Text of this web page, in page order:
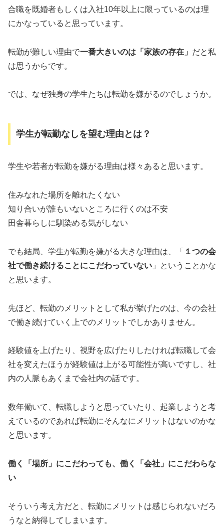
合職を既婚者もしくは入社10年以上に限っているのは理
にかなっていると思っています。
転勤が難しい理由で一番大きいのは「家族の存在」 だと私
は思うからです。
では、なぜ独身の学生たちは転勤を嫌がるのでしょうか。
学生が転勤なしを望む理由とは？
学生や若者が転勤を嫌がる理由は様々あると思います。
住みなれた場所を離れたくない
知り合いが誰もいないところに行くのは不安
田舎暮らしに馴染める気がしない
でも結局、学生が転勤を嫌がる大きな理由は、「 １つの会
社で働き続けることにこだわっていない 」ということかな
と思います。
先ほど、転勤のメリットとして私が挙げたのは、今の会社
で働き続けていく上でのメリットでしかありません。
経験値を上げたり、視野を広げたりしたければ転職して会
社を変えたほうが経験値は上がる可能性が高いですし、社
内の人脈もあくまで会社内の話です。
数年働いて、転職しようと思っていたり、起業しようと考
えているのであれば転勤にそんなにメリットはないのかな
と思います。
働く「場所」にこだわっても、働く「会社」にこだわらな
い
そういう考え方だと、転勤にメリットは感じられないだろ
うなと納得してしまいます。